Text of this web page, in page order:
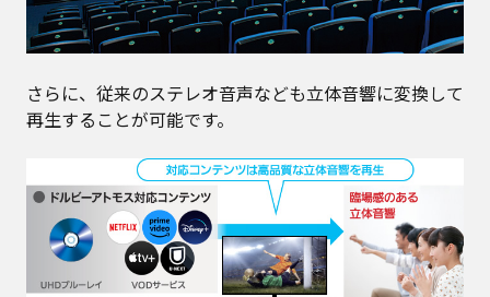
さらに、従来のステレオ音声なども立体音響に変換して
再生することが可能です。